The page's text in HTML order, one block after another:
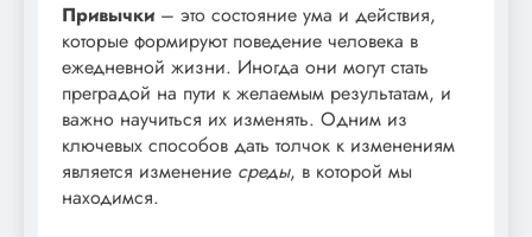
Привычки – это состояние ума и действия,
которые формируют поведение человека в
ежедневной жизни. Иногда они могут стать
преградой на пути к желаемым результатам, и
важно научиться их изменять. Одним из
ключевых способов дать толчок к изменениям
является изменение среды, в которой мы
находимся.